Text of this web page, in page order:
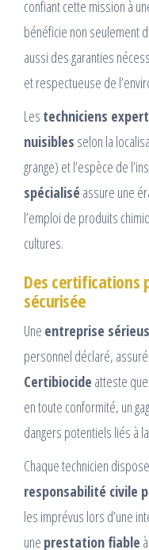
confiant cette mission à
bénéficie non seulement
aussi des garanties
et respectueuse de
Les techniciens
nuisibles selon la
grange) et l’espèce de
spécialisé assure une
l’emploi de produits
cultures.
Des certifications
sécurisée
Une entreprise
personnel déclaré,
Certibiocide atteste
en toute conformité, un
dangers potentiels liés à
Chaque technicien
responsabilité civile
les imprévus lors d’une
une prestation fiable